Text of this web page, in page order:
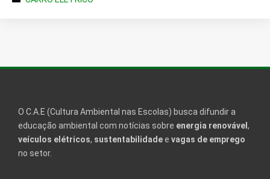
O C.A.E (Cultura Ambiental nas Escolas) busca difundir a
educação ambiental com notícias sobre energia renovável ,
veículos elétricos, sustentabilidadee vagas de emprego
no setor.